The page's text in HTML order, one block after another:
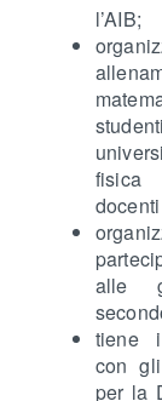
l’AIB;
alle
tiene
con
per la